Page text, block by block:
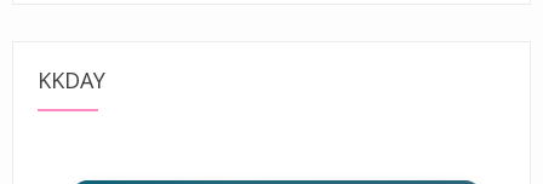
KKDAY